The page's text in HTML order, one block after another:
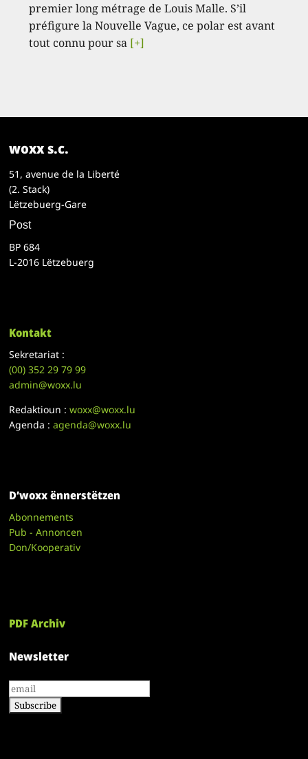
premier long métrage de Louis Malle. S’il
préfigure la Nouvelle Vague, ce polar est avant
tout connu pour sa [+]
woxx s.c.
51, avenue de la Liberté
(2. Stack)
Lëtzebuerg-Gare
Post
BP 684
L-2016 Lëtzebuerg
Kontakt
Sekretariat :
(00)352 29 79 99
admin@woxx.lu
Redaktioun :woxx@woxx.lu
Agenda :agenda@woxx.lu
D’woxx ënnerstëtzen
Abonnements
Pub - Annoncen
Don/Kooperativ
PDF Archiv
Newsletter